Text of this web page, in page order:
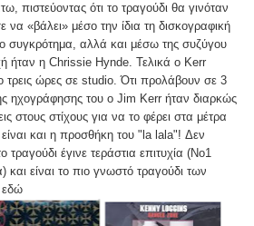
πιστεύοντας ότι το τραγούδι θα γινόταν
να «βάλει» μέσο την ίδια τη δισκογραφική
συγκρότημα, αλλά και μέσω της συζύγου
ήταν η Chrissie Hynde. Τελικά ο Kerr
τρεις ώρες σε studio. Ότι προλάβουν σε 3
ηχογράφησης του ο Jim Kerr ήταν διαρκώς
στους στίχους για να το φέρει στα μέτρα
και η προσθήκη του "la lala"! Δεν
τραγούδι έγινε τεράστια επιτυχία (Νο1
είναι το πιο γνωστό τραγούδι των
εδώ